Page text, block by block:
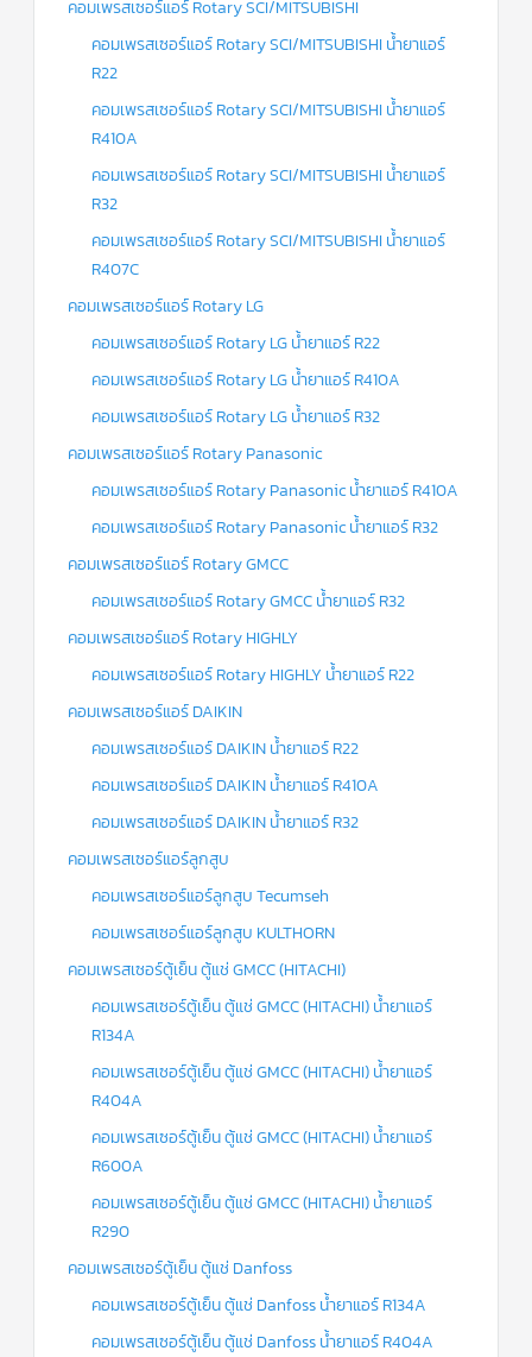
คอมเพรสเซอร์แอร์ Rotary SCI/MITSUBISHI
คอมเพรสเซอร์แอร์ Rotary SCI/MITSUBISHI น้ำยาแอร์
R22
คอมเพรสเซอร์แอร์ Rotary SCI/MITSUBISHI น้ำยาแอร์
R410A
คอมเพรสเซอร์แอร์ Rotary SCI/MITSUBISHI น้ำยาแอร์
R32
คอมเพรสเซอร์แอร์ Rotary SCI/MITSUBISHI น้ำยาแอร์
R407C
คอมเพรสเซอร์แอร์ Rotary LG
คอมเพรสเซอร์แอร์ Rotary LG น้ำยาแอร์ R22
คอมเพรสเซอร์แอร์ Rotary LG น้ำยาแอร์ R410A
คอมเพรสเซอร์แอร์ Rotary LG น้ำยาแอร์ R32
คอมเพรสเซอร์แอร์ Rotary Panasonic
คอมเพรสเซอร์แอร์ Rotary Panasonic น้ำยาแอร์ R410A
คอมเพรสเซอร์แอร์ Rotary Panasonic น้ำยาแอร์ R32
คอมเพรสเซอร์แอร์ Rotary GMCC
คอมเพรสเซอร์แอร์ Rotary GMCC น้ำยาแอร์ R32
คอมเพรสเซอร์แอร์ Rotary HIGHLY
คอมเพรสเซอร์แอร์ Rotary HIGHLY น้ำยาแอร์ R22
คอมเพรสเซอร์แอร์ DAIKIN
คอมเพรสเซอร์แอร์ DAIKIN น้ำยาแอร์ R22
คอมเพรสเซอร์แอร์ DAIKIN น้ำยาแอร์ R410A
คอมเพรสเซอร์แอร์ DAIKIN น้ำยาแอร์ R32
คอมเพรสเซอร์แอร์ลูกสูบ
คอมเพรสเซอร์แอร์ลูกสูบ Tecumseh
คอมเพรสเซอร์แอร์ลูกสูบ KULTHORN
คอมเพรสเซอร์ตู้เย็น ตู้แช่ GMCC (HITACHI)
คอมเพรสเซอร์ตู้เย็น ตู้แช่ GMCC (HITACHI) น้ำยาแอร์
R134A
คอมเพรสเซอร์ตู้เย็น ตู้แช่ GMCC (HITACHI) น้ำยาแอร์
R404A
คอมเพรสเซอร์ตู้เย็น ตู้แช่ GMCC (HITACHI) น้ำยาแอร์
R600A
คอมเพรสเซอร์ตู้เย็น ตู้แช่ GMCC (HITACHI) น้ำยาแอร์
R290
คอมเพรสเซอร์ตู้เย็น ตู้แช่ Danfoss
คอมเพรสเซอร์ตู้เย็น ตู้แช่ Danfoss น้ำยาแอร์ R134A
คอมเพรสเซอร์ตู้เย็น ตู้แช่ Danfoss น้ำยาแอร์ R404A